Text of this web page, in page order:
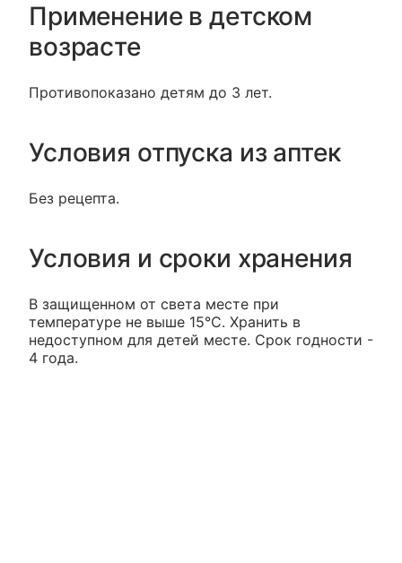
Применение в детском
возрасте
Противопоказано детям до 3 лет.
Условия отпуска из аптек
Без рецепта.
Условия и сроки хранения
В защищенном от света месте при
температуре не выше 15°С. Хранить в
недоступном для детей месте. Срок годности -
4 года.